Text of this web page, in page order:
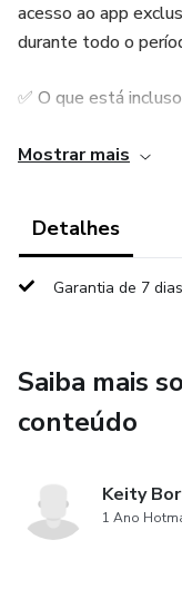
acesso ao app
durante todo o
✅ O que está
✔️ Treinos 100%
✔️ App exclusivo
✔️
Inclui suporte VIP
mensal (60 min)
Mostrar mais
Detalhes
Garantia de 7 dias
Saiba mais
conteúdo
Keity
1 Ano